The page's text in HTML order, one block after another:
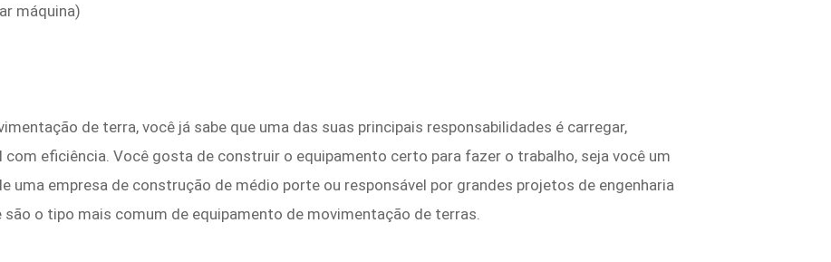
máquina)
de terra, você já sabe que uma das suas principais responsabilidades é carregar,
eficiência. Você gosta de construir o equipamento certo para fazer o trabalho, seja você um
uma empresa de construção de médio porte ou responsável por grandes projetos de engenharia
são o tipo mais comum de equipamento de movimentação de terras.